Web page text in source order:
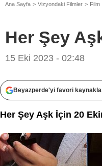
Ana Sayfa Vizyondaki Filmler Film
Her Şey
15 Eki 2023 - 02:48
Beyazperde'yi favori
Her Şey Aşk İçin 20